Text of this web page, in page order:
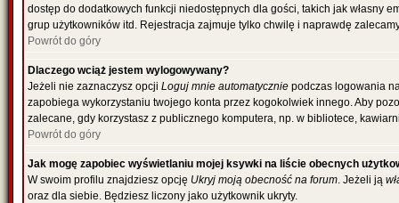
dostęp do dodatkowych funkcji niedostępnych dla gości, takich jak własny
grup użytkowników itd. Rejestracja zajmuje tylko chwilę i naprawdę
Powrót do góry
Dlaczego wciąż jestem wylogowywany?
Jeżeli nie zaznaczysz opcji Loguj mnie automatycznie podczas logowania
zapobiega wykorzystaniu twojego konta przez kogokolwiek innego. Aby
zalecane, gdy korzystasz z publicznego komputera, np. w bibliotece,
Powrót do góry
Jak mogę zapobiec wyświetlaniu mojej ksywki na liście obecnych
W swoim profilu znajdziesz opcję Ukryj moją obecność na forum. Jeżeli ją
oraz dla siebie. Będziesz liczony jako użytkownik ukryty.